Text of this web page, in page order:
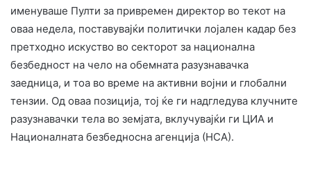
именуваше Пулти за привремен директор во текот на
оваа недела, поставувајќи политички лојален кадар без
претходно искуство во секторот за национална
безбедност на чело на обемната разузнавачка
заедница, и тоа во време на активни војни и глобални
тензии. Од оваа позиција, тој ќе ги надгледува клучните
разузнавачки тела во земјата, вклучувајќи ги ЦИА и
Националната безбедносна агенција (НСА).